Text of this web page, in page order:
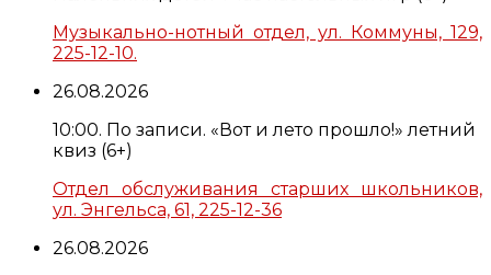
Музыкально-нотный отдел, ул. Коммуны, 129,
225-12-10.
26.08.2026
10:00. По записи. «Вот и лето прошло!» летний
квиз (6+)
Отдел обслуживания старших школьников,
ул. Энгельса, 61, 225-12-36
26.08.2026